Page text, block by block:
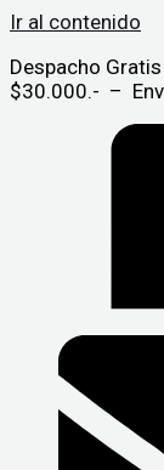
Ir al contenido
Despacho
$30.000.- –